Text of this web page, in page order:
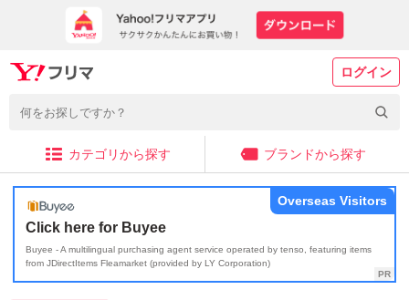
ログイン
カテゴリから探す ブランドから探す
Click here for Buyee
Buyee - A multilingual purchasing agent service operated by tenso, featuring items
from JDirectItems Fleamarket (provided by LY Corporation)
Overseas Visitors